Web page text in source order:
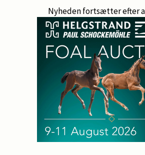
Nyheden fortsætter efter